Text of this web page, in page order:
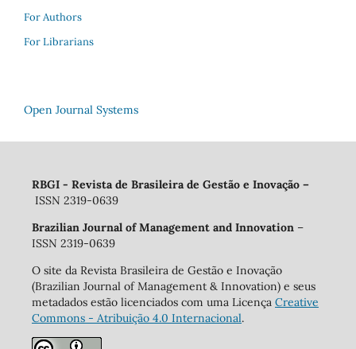
For Authors
For Librarians
Open Journal Systems
RBGI - Revista de Brasileira de Gestão e Inovação –
ISSN 2319-0639
Brazilian Journal of Management and Innovation –
ISSN 2319-0639
O site da Revista Brasileira de Gestão e Inovação
(Brazilian Journal of Management & Innovation) e seus
metadados estão licenciados com uma Licença Creative
Commons - Atribuição 4.0 Internacional.